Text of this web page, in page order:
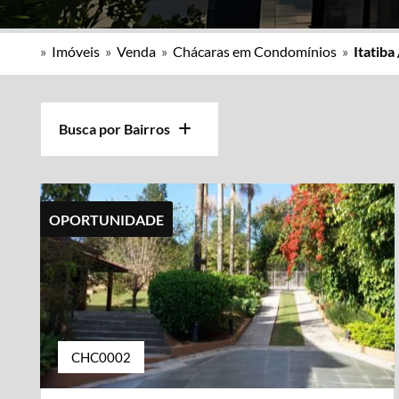
» Imóveis » Venda » Chácaras em Condomínios » Itatiba
Busca por Bairros
OPORTUNIDADE
CHC0002